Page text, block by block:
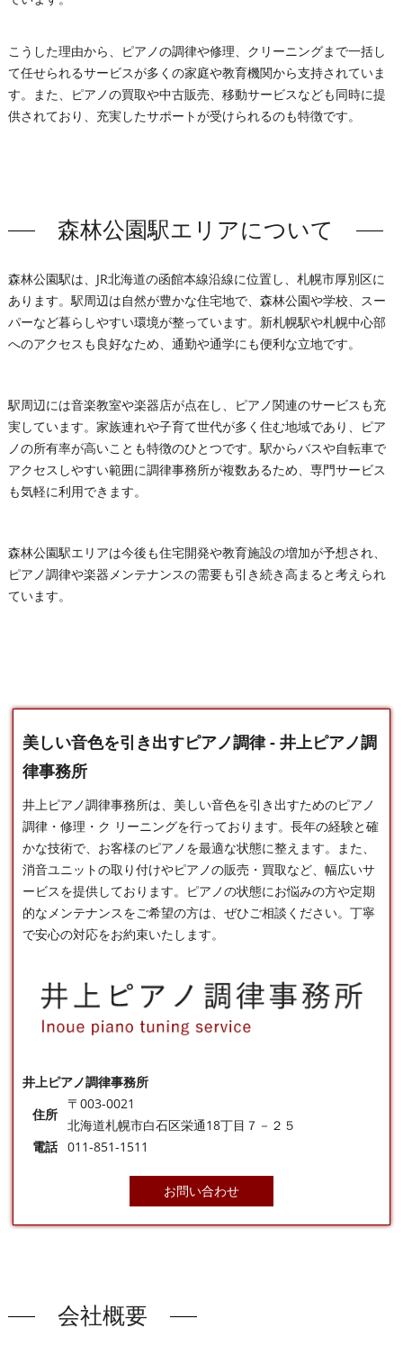
こうした理由から、ピアノの調律や修理、クリーニングまで一括し
て任せられるサービスが多くの家庭や教育機関から支持されていま
す。また、ピアノの買取や中古販売、移動サービスなども同時に提
供されており、充実したサポートが受けられるのも特徴です。
森林公園駅エリアについて
森林公園駅は、JR北海道の函館本線沿線に位置し、札幌市厚別区に
あります。駅周辺は自然が豊かな住宅地で、森林公園や学校、スー
パーなど暮らしやすい環境が整っています。新札幌駅や札幌中心部
へのアクセスも良好なため、通勤や通学にも便利な立地です。
駅周辺には音楽教室や楽器店が点在し、ピアノ関連のサービスも充
実しています。家族連れや子育て世代が多く住む地域であり、ピア
ノの所有率が高いことも特徴のひとつです。駅からバスや自転車で
アクセスしやすい範囲に調律事務所が複数あるため、専門サービス
も気軽に利用できます。
森林公園駅エリアは今後も住宅開発や教育施設の増加が予想され、
ピアノ調律や楽器メンテナンスの需要も引き続き高まると考えられ
ています。
美しい音色を引き出すピアノ調律 - 井上ピアノ調
律事務所
井上ピアノ調律事務所は、美しい音色を引き出すためのピアノ
調律・修理・ク リーニングを行っております。長年の経験と確
かな技術で、お客様のピアノを最適な状態に整えます。また、
消音ユニットの取り付けやピアノの販売・買取など、幅広いサ
ービスを提供しております。ピアノの状態にお悩みの方や定期
的なメンテナンスをご希望の方は、ぜひご相談ください。丁寧
で安心の対応をお約束いたします。
井上ピアノ調律事務所
住所
〒003-0021
北海道札幌市白石区栄通18丁目７－２５
電話 011-851-1511
お問い合わせ
会社概要